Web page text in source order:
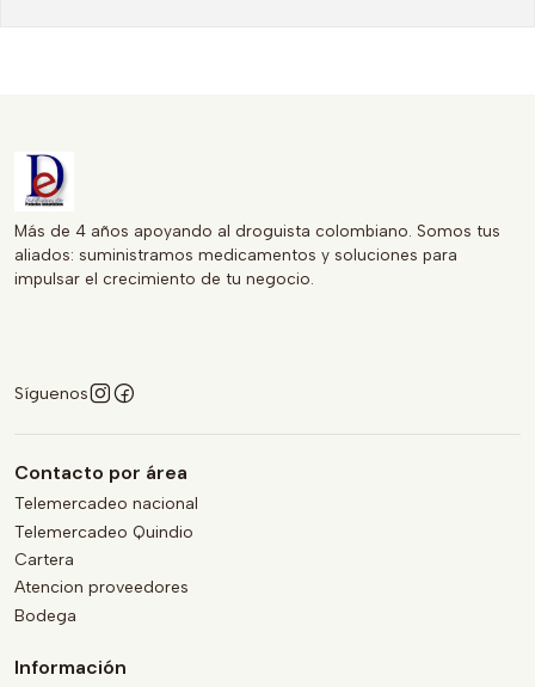
Más de 4 años apoyando al droguista colombiano. Somos tus
aliados: suministramos medicamentos y soluciones para
impulsar el crecimiento de tu negocio.
Síguenos
Contacto por área
Telemercadeo nacional
Telemercadeo Quindio
Cartera
Atencion proveedores
Bodega
Información